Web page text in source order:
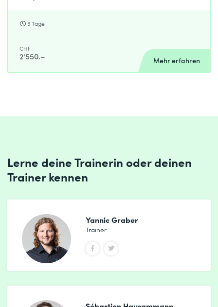
3 Tage
CHF
2'550.– Mehr erfahren
Lerne deine Trainerin oder deinen
Trainer kennen
Yannic Graber
Trainer